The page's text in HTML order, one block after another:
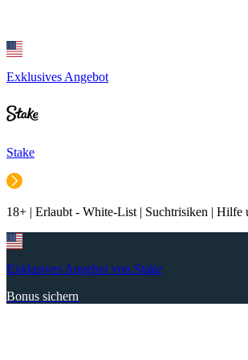
Exklusives Angebot
Stake
18+ | Erlaubt - White-List | Suchtrisiken | Hilfe
Exklusives Angebot von Stake
Bonus sichern